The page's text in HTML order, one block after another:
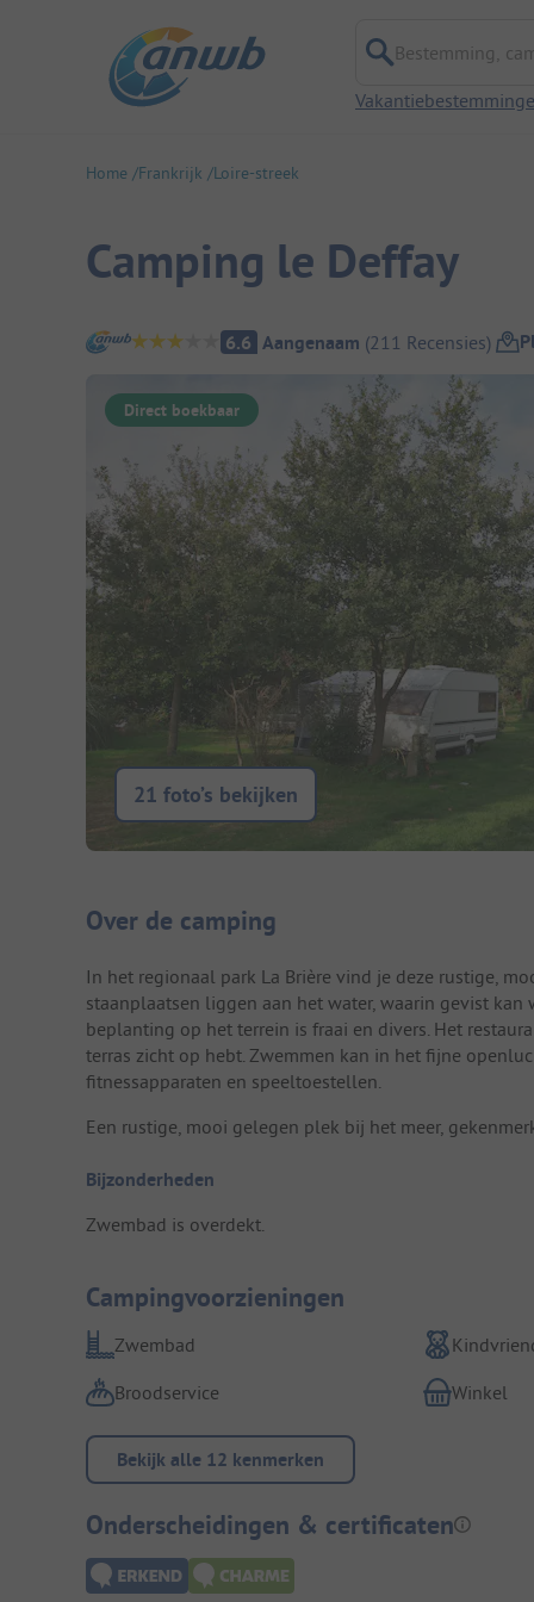
Bestemming,
Home Frankrijk Loire-streek
Camping le Deffay
Camping overzicht
6.6 Aangenaam (211 Recensies)
Direct boekbaar
21 foto’s bekijken
Camping introductie
Over de camping
In het regionaal park La Brière vind je deze rustige,
staanplaatsen liggen aan het water, waarin gevist
beplanting op het terrein is fraai en divers. Het
terras zicht op hebt. Zwemmen kan in het fijne
fitnessapparaten en speeltoestellen.
Een rustige, mooi gelegen plek bij het meer,
Bijzonderheden
Zwembad is overdekt.
Campingvoorzieningen
Zwembad
Broodservice
Winkel
Bekijk alle 12 kenmerken
Onderscheidingen & certificaten